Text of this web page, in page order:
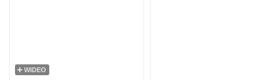
WIDEO